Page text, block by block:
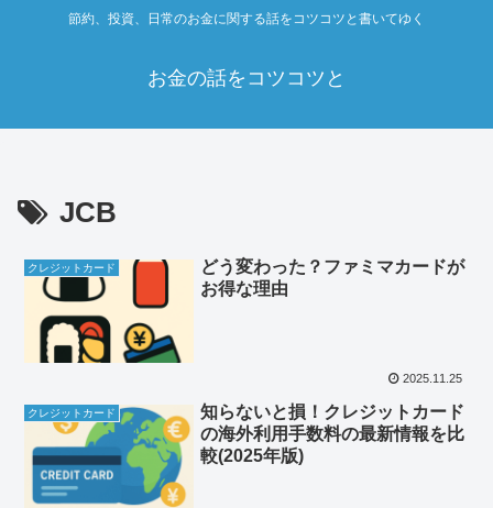
節約、投資、日常のお金に関する話をコツコツと書いてゆく
お金の話をコツコツと
JCB
クレジットカード
どう変わった？ファミマカードが
お得な理由
2025.11.25
クレジットカード
知らないと損！クレジットカード
の海外利用手数料の最新情報を比
較(2025年版)